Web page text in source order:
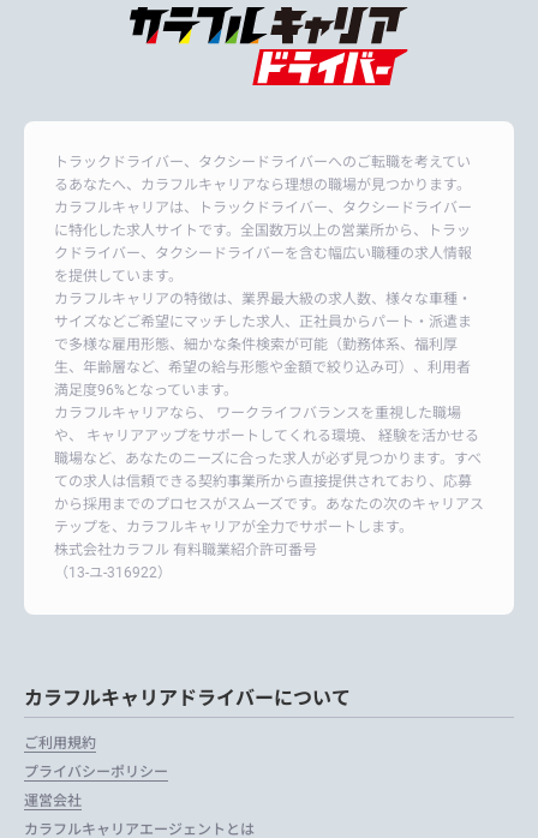
トラックドライバー、タクシードライバーへのご転職を考えてい
るあなたへ、カラフルキャリアなら理想の職場が見つかります。
カラフルキャリアは、トラックドライバー、タクシードライバー
に特化した求人サイトです。全国数万以上の営業所から、トラッ
クドライバー、タクシードライバーを含む幅広い職種の求人情報
を提供しています。
カラフルキャリアの特徴は、業界最大級の求人数、様々な車種・
サイズなどご希望にマッチした求人、正社員からパート・派遣ま
で多様な雇用形態、細かな条件検索が可能（勤務体系、福利厚
生、年齢層など、希望の給与形態や金額で絞り込み可）、利用者
満足度96%となっています。
カラフルキャリアなら、 ワークライフバランスを重視した職場
や、 キャリアアップをサポートしてくれる環境、 経験を活かせる
職場など、あなたのニーズに合った求人が必ず見つかります。すべ
ての求人は信頼できる契約事業所から直接提供されており、応募
から採用までのプロセスがスムーズです。あなたの次のキャリアス
テップを、カラフルキャリアが全力でサポートします。
株式会社カラフル 有料職業紹介許可番号
（13-ユ-316922）
カラフルキャリアドライバーについて
ご利用規約
プライバシーポリシー
運営会社
カラフルキャリアエージェントとは